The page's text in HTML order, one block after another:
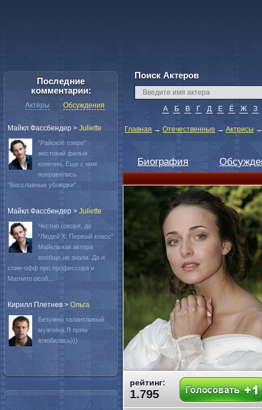
Поиск Актеров
А Б В Г Д Е Ё Ж З
Главная → Отечественные → Актрисы
Биография
рейтинг:
1.795
Последние
комментарии:
Актёры Обсуждения
Майкл Фассбендер > Juliette
"Райское озеро"
жестокий фильм
конечно. Еще с ним
понравились
"Бесславные ублюдки"...
Майкл Фассбендер > Juliette
Честно говоря, до
"Людей Х: Первый класс"
Майкла как актера
вообще не знала. Да и
спин-офф про профессора и
Магнито особ...
Кирилл Плетнев > Oльга
Безумно талантливый
мужчина.Я прям
влюбилась)))